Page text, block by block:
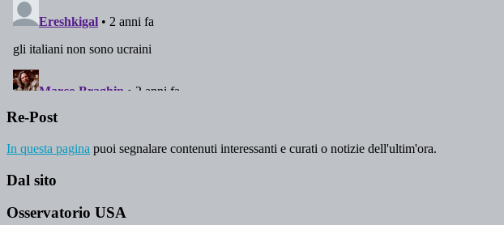
Re-Post
In questa pagina puoi segnalare contenuti interessanti e curati o notizie dell'ultim'ora.
Dal sito
Osservatorio USA